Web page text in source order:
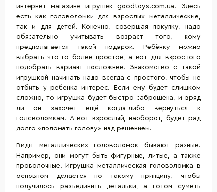
интернет магазине игрушек goodtoys.com.ua. Здесь
есть как головоломки для взрослых металлические,
так и для детей. Конечно, совершая покупку, надо
обязательно учитывать возраст того, кому
предполагается такой подарок. Ребёнку можно
выбрать что-то более простое, а вот для взрослого
подобрать вариант посложнее. Знакомство с такой
игрушкой начинать надо всегда с простого, чтобы не
отбить у ребёнка интерес. Если ему будет слишком
сложно, то игрушка будет быстро заброшена, и вряд
ли он захочет ещё когда-либо вернуться к
головоломкам. А вот взрослый, наоборот, будет рад
долго «поломать голову» над решением.
Виды металлических головоломок бывают разные.
Например, они могут быть фигурные, литые, а также
проволочные. Игрушка металлическая головоломка в
основном делается по такому принципу, чтобы
получилось разъединить детальки, а потом суметь